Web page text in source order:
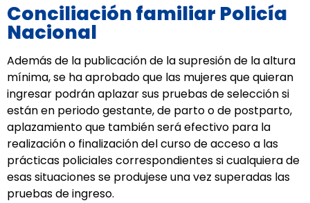
Conciliación familiar Policía
Nacional
Además de la publicación de la supresión de la altura
mínima, se ha aprobado que las mujeres que quieran
ingresar podrán aplazar sus pruebas de selección si
están en periodo gestante, de parto o de postparto,
aplazamiento que también será efectivo para la
realización o finalización del curso de acceso a las
prácticas policiales correspondientes si cualquiera de
esas situaciones se produjese una vez superadas las
pruebas de ingreso.